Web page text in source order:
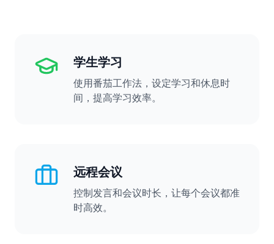
学生学习
使用番茄工作法，设定学习和休息时
间，提高学习效率。
远程会议
控制发言和会议时长，让每个会议都准
时高效。